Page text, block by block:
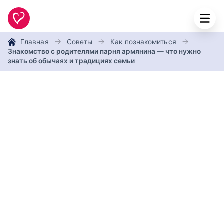
Главная Советы
Как познакомиться
Знакомство с родителями парня армянина — что нужно
знать об обычаях и традициях семьи